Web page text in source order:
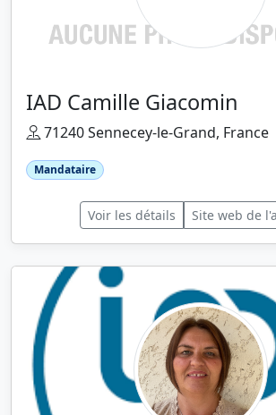
IAD Camille Giacomin
71240 Sennecey-le-Grand, France
Mandataire
Voir les détails Site web de